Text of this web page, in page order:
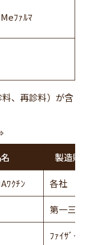
Meﾌｧﾙﾏ
、再診料）が含
製造販
ﾜｸﾁﾝ 各社
第一三共
ﾌｧｲｻﾞｰ